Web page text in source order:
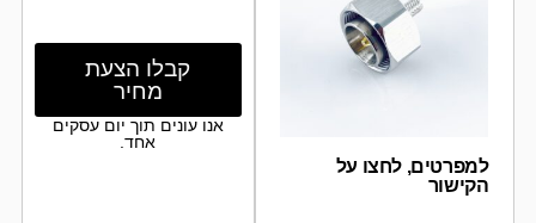
למפרטים, לחצו על
הקישור
קבלו הצעת
מחיר
אנו עונים תוך יום עסקים
אחד.